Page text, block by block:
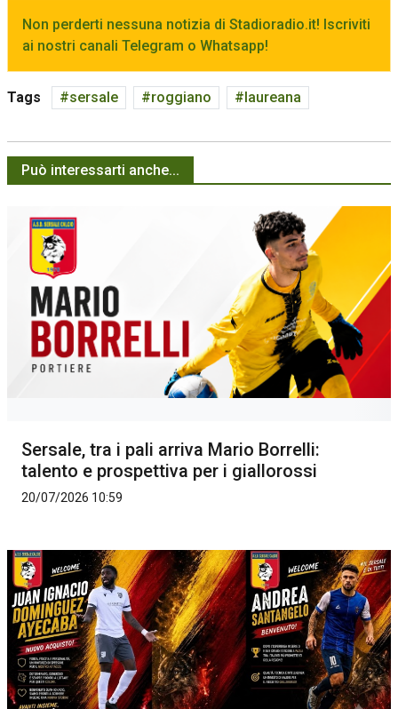
Non perderti nessuna notizia di Stadioradio.it! Iscriviti
ai nostri canali Telegram o Whatsapp!
Tags sersale roggiano laureana
Può interessarti anche...
Sersale, tra i pali arriva Mario Borrelli:
talento e prospettiva per i giallorossi
20/07/2026 10:59